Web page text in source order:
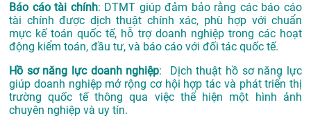
Báo cáo tài chính: DTMT giúp đảm bảo rằng các báo cáo
tài chính được dịch thuật chính xác, phù hợp với chuẩn
mực kế toán quốc tế, hỗ trợ doanh nghiệp trong các hoạt
động kiểm toán, đầu tư, và báo cáo với đối tác quốc tế.
Hồ sơ năng lực doanh nghiệp: Dịch thuật hồ sơ năng lực
giúp doanh nghiệp mở rộng cơ hội hợp tác và phát triển thị
trường quốc tế thông qua việc thể hiện một hình ảnh
chuyên nghiệp và uy tín.